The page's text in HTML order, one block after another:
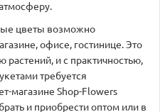
цветы возможно
офисе, гостинице. Это
растений, и с практичностью,
требуется
магазине Shop-Flowers
и приобрести оптом или в